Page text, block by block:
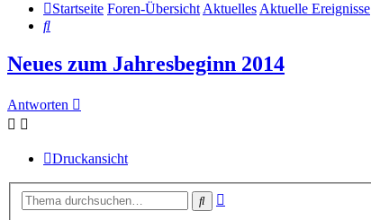
Startseite Foren-ÜbersichtAktuellesAktuelle Ereignisse
Suche
Neues zum Jahresbeginn 2014
Antworten
Druckansicht
Suche